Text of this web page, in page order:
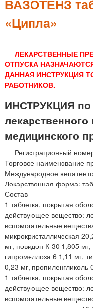
ВАЗОТЕНЗ
«Ципла»
ЛЕКАРСТВЕННЫЕ
ОТПУСКА
ДАННАЯ ИНСТРУКЦИЯ
РАБОТНИКОВ.
ИНСТРУКЦИЯ
медицинского
Регистрационный
Торговое наименование
Международное
Лекарственная форма:
Состав
1 таблетка, покрытая
действующее вещество:
вспомогательные
микрокристаллическая
мг, повидон К-30 1,805 мг,
гипромеллоза 6 1,11 мг,
0,23 мг, пропиленгликоль
1 таблетка, покрытая
действующее вещество:
вспомогательные